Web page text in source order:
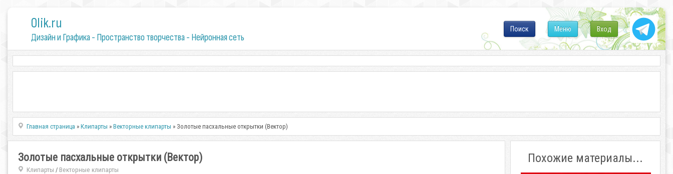
0lik.ru
Дизайн и Графика - Пространство творчества - Нейронная сеть
Вход
Меню
Поиск
Главная страница »Клипарты »Векторные клипарты » Золотые пасхальные открытки (Вектор)
Золотые пасхальные открытки (Вектор)
Клипарты / Векторные клипарты
Похожие материалы...